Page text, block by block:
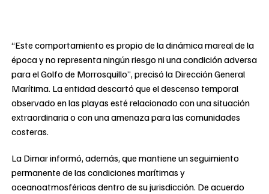
“Este comportamiento es propio de la dinámica mareal de la
época y no representa ningún riesgo ni una condición adversa
para el Golfo de Morrosquillo”, precisó la Dirección General
Marítima. La entidad descartó que el descenso temporal
observado en las playas esté relacionado con una situación
extraordinaria o con una amenaza para las comunidades
costeras.
La Dimar informó, además, que mantiene un seguimiento
permanente de las condiciones marítimas y
oceanoatmosféricas dentro de su jurisdicción. De acuerdo